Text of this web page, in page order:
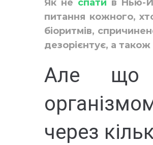
Як не спати в Нью-
питання кожного,
біоритмів,
дезорієнтує, а
Але що
через